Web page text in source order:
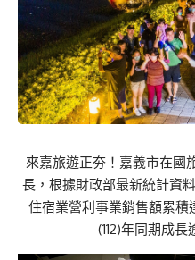
來嘉旅遊正夯！嘉義市在國
長，根據財政部最新統計資
住宿業營利事業銷售額累積
(112)年同期成